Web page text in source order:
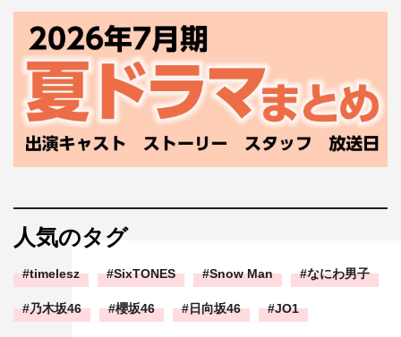
人気のタグ
timelesz SixTONES Snow Man なにわ男子
乃木坂46 櫻坂46 日向坂46 JO1